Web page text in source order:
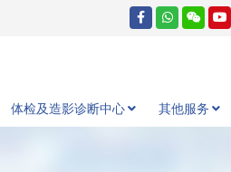
体检及造影诊断中心 其他服务